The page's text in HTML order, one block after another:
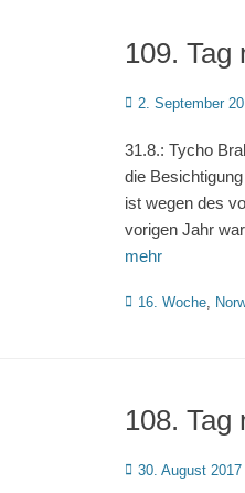
109. Tag
Posted
2. September
31.8.: Tycho
die
ist wegen des
vorigen Jahr
mehr
Kategorien
16. Woche,
108. Tag
Posted
30. August 2017